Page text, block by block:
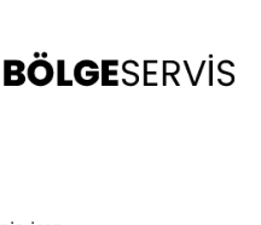
content